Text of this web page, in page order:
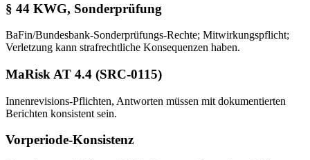
§ 44 KWG, Sonderprüfung
BaFin/Bundesbank-Sonderprüfungs-Rechte; Mitwirkungspflicht;
Verletzung kann strafrechtliche Konsequenzen haben.
MaRisk AT 4.4 (SRC-0115)
Innenrevisions-Pflichten, Antworten müssen mit dokumentierten
Berichten konsistent sein.
Vorperiode-Konsistenz